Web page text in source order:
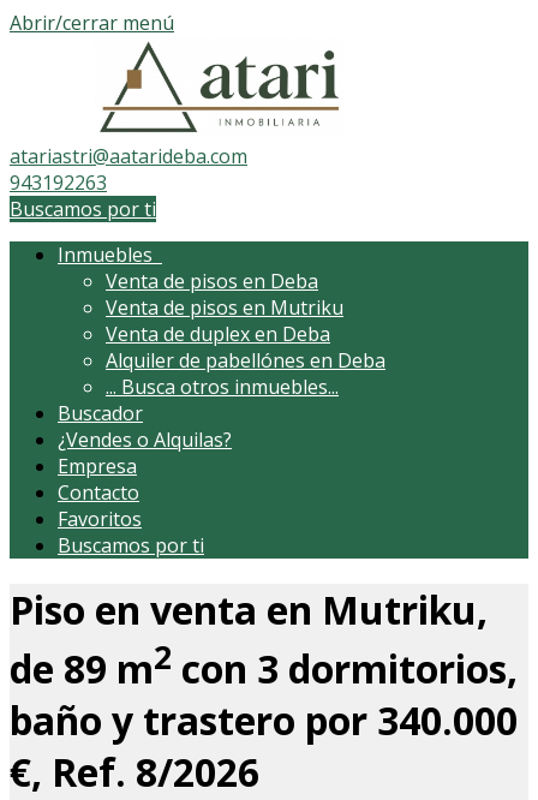
Abrir/cerrar menú
atariastri@aatarideba.com
943192263
Buscamos por ti
Inmuebles
Venta de pisos en Deba
Venta de pisos en Mutriku
Venta de duplex en Deba
Alquiler de pabellónes en Deba
... Busca otros inmuebles...
Buscador
¿Vendes o Alquilas?
Empresa
Contacto
Favoritos
Buscamos por ti
Piso en venta en Mutriku,
de 89 m2 con 3 dormitorios,
baño y trastero por 340.000
€, Ref. 8/2026